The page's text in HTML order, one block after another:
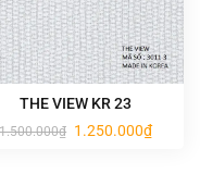
THE VIEW KR 23
1.500.000₫ Giá
1.250.000₫Giá
hiện